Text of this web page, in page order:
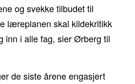
og svekke tilbudet til
læreplanen skal kildekritikk
inn i alle fag, sier Ørberg til
de siste årene engasjert